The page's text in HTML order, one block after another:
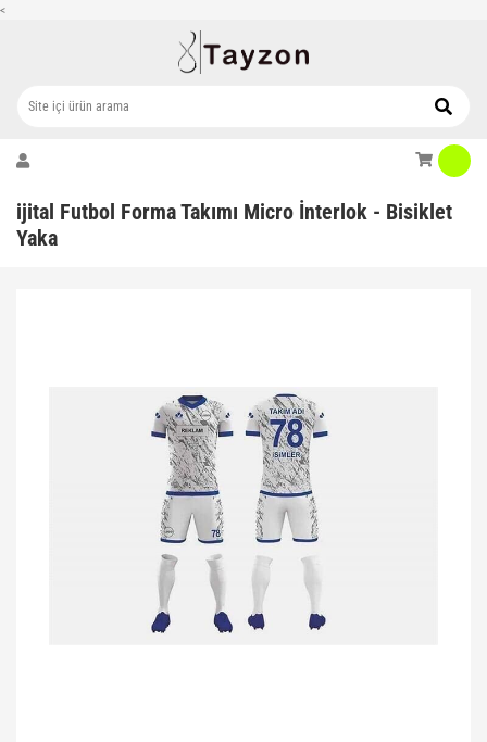
<
ijital Futbol Forma Takımı Micro İnterlok - Bisiklet
Yaka